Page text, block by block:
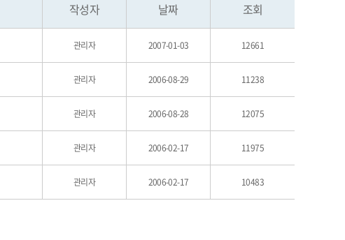
작성자 날짜 조회
관리자 2007-01-03 12661
관리자 2006-08-29 11238
관리자 2006-08-28 12075
관리자 2006-02-17 11975
관리자 2006-02-17 10483